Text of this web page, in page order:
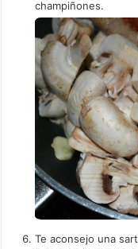
champiñones.
Te aconsejo una